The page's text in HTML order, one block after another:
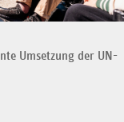
Umsetzung der UN-